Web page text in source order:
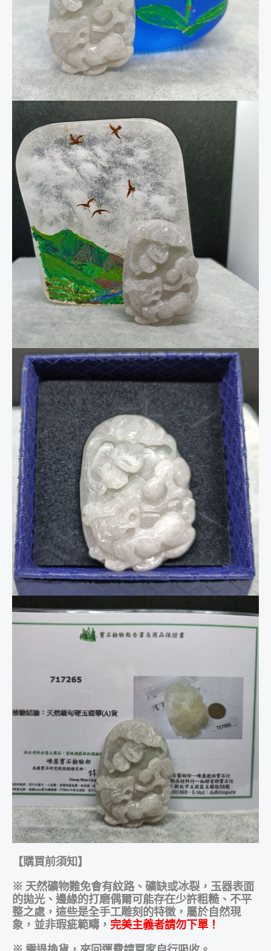
【購買前須知】
※ 天然礦物難免會有紋路、礦缺或冰裂，玉器表面
的拋光、邊緣的打磨偶爾可能存在少許粗糙、不平
整之處，這些是全手工雕刻的特徵，屬於自然現
象，並非瑕疵範疇， 完美主義者請勿下單！